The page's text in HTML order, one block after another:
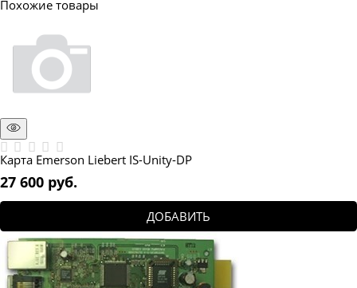
Похожие товары
Карта Emerson Liebert IS-Unity-DP
27 600 руб.
ДОБАВИТЬ